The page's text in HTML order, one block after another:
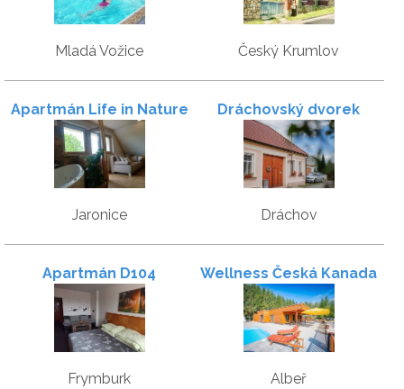
Mladá Vožice Český Krumlov
Apartmán Life in Nature
Jaronice
Dráchovský dvorek
Dráchov
Apartmán D104
Frymburk
Wellness Česká Kanada
Albeř